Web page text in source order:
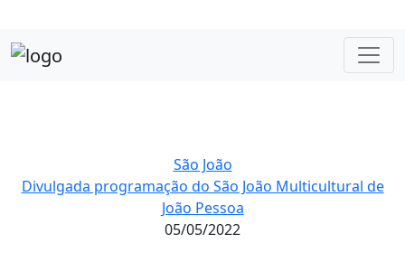
São João
Divulgada programação do São João Multicultural de
João Pessoa
05/05/2022